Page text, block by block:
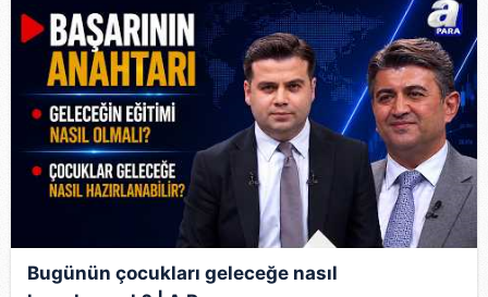
Bugünün çocukları geleceğe nasıl